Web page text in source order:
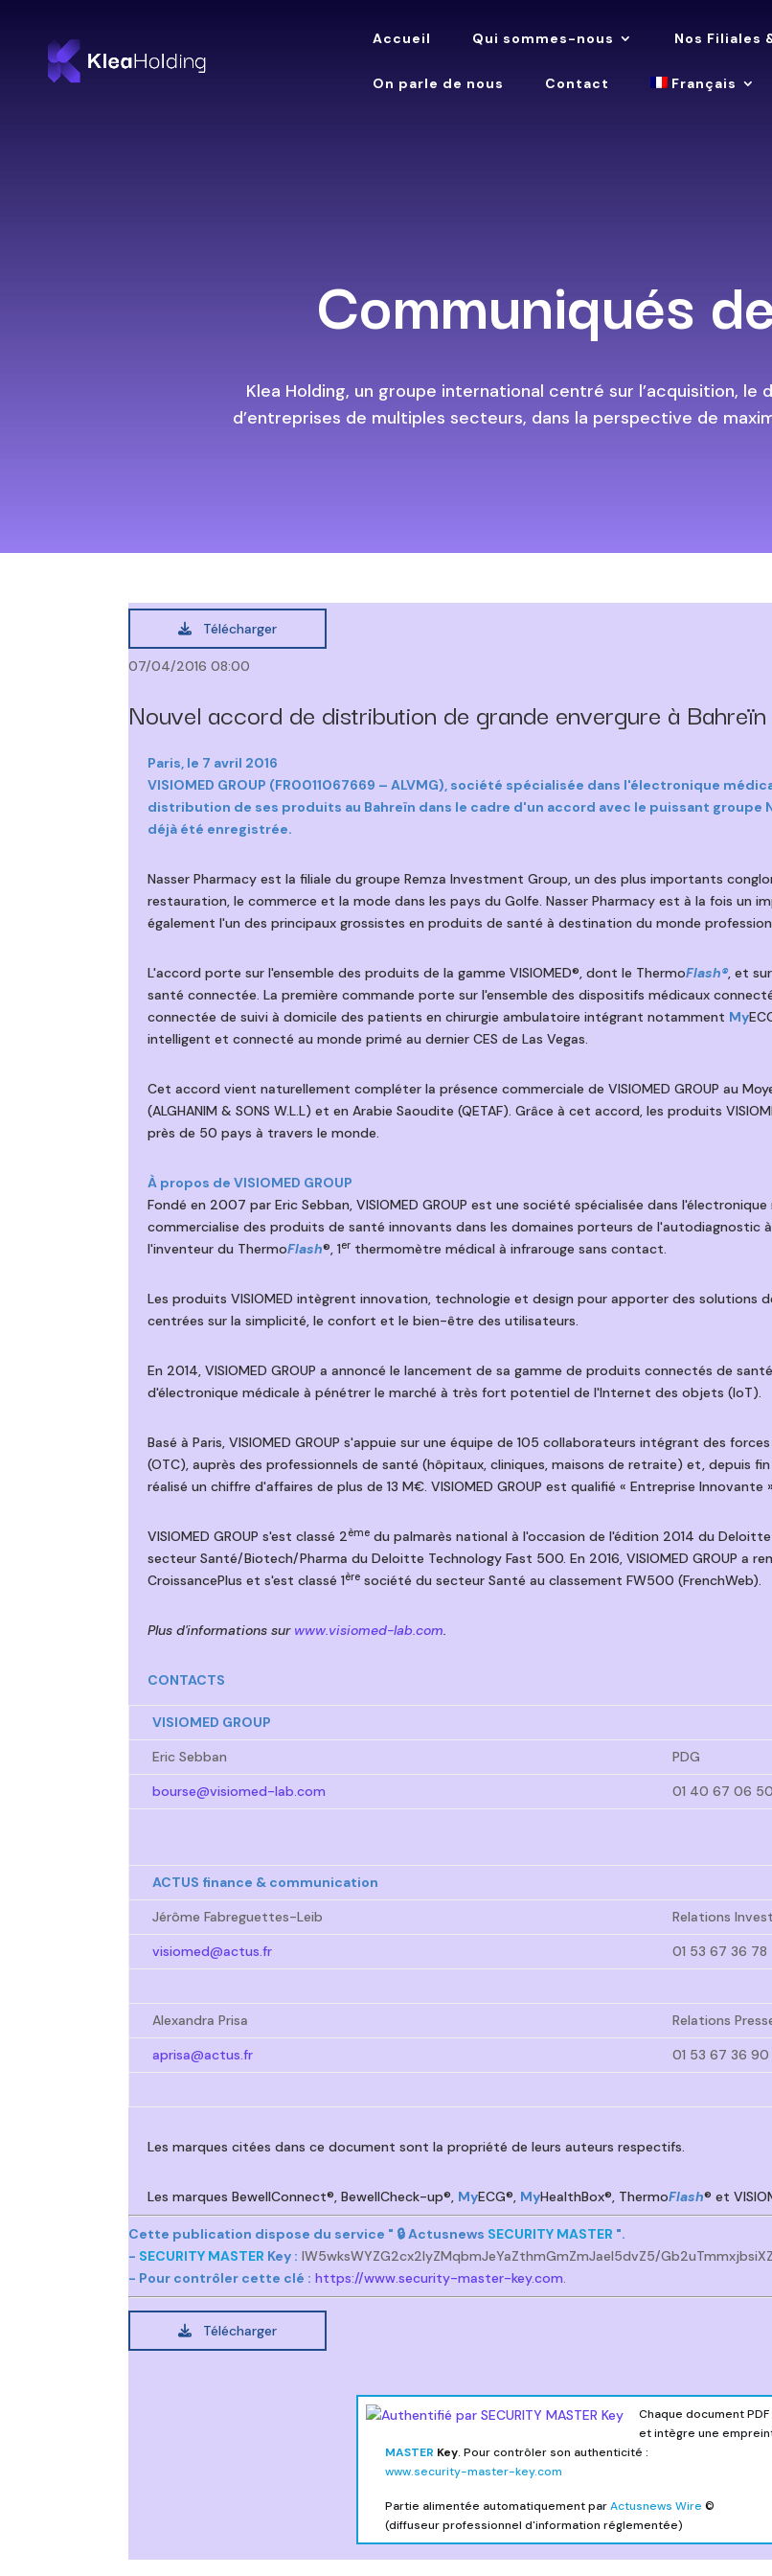
Accueil Qui sommes-nous Nos Filiales
On parle de nous Contact Français
Communiqués
Klea Holding, un groupe international centré sur l’acquisition,
d’entreprises de multiples secteurs, dans la perspective de
Télécharger
07/04/2016 08:00
Nouvel accord de distribution de grande envergure à
Paris, le 7 avril 2016
VISIOMED GROUP (FR0011067669 – ALVMG), société spécialisée dans l'électronique
distribution de ses produits au Bahreïn dans le cadre d'un accord avec le puissant groupe
déjà été enregistrée.
Nasser Pharmacy est la filiale du groupe Remza Investment Group, un des plus importants
restauration, le commerce et la mode dans les pays du Golfe. Nasser Pharmacy est à la fois un
également l'un des principaux grossistes en produits de santé à destination du monde
L'accord porte sur l'ensemble des produits de la gamme VISIOMED®, dont le ThermoFlash®, et
santé connectée. La première commande porte sur l'ensemble des dispositifs médicaux
connectée de suivi à domicile des patients en chirurgie ambulatoire intégrant notamment My
intelligent et connecté au monde primé au dernier CES de Las Vegas.
Cet accord vient naturellement compléter la présence commerciale de VISIOMED GROUP au
(ALGHANIM & SONS W.L.L) et en Arabie Saoudite (QETAF). Grâce à cet accord, les produits
près de 50 pays à travers le monde.
À propos de VISIOMED GROUP
Fondé en 2007 par Eric Sebban, VISIOMED GROUP est une société spécialisée dans
commercialise des produits de santé innovants dans les domaines porteurs de l'autodiagnostic
l'inventeur du ThermoFlash®, 1er thermomètre médical à infrarouge sans contact.
Les produits VISIOMED intègrent innovation, technologie et design pour apporter des
centrées sur la simplicité, le confort et le bien-être des utilisateurs.
En 2014, VISIOMED GROUP a annoncé le lancement de sa gamme de produits connectés de
d'électronique médicale à pénétrer le marché à très fort potentiel de l'Internet des objets (IoT).
Basé à Paris, VISIOMED GROUP s'appuie sur une équipe de 105 collaborateurs intégrant des
(OTC), auprès des professionnels de santé (hôpitaux, cliniques, maisons de retraite) et, depuis
réalisé un chiffre d'affaires de plus de 13 M€. VISIOMED GROUP est qualifié « Entreprise Innovante
VISIOMED GROUP s'est classé 2ème du palmarès national à l'occasion de l'édition 2014 du
secteur Santé/Biotech/Pharma du Deloitte Technology Fast 500. En 2016, VISIOMED GROUP a
CroissancePlus et s'est classé 1ère société du secteur Santé au classement FW500 (FrenchWeb).
Plus d'informations sur www.visiomed-lab.com.
CONTACTS
VISIOMED GROUP
Eric Sebban
PDG
bourse@visiomed-lab.com
01 40 67 06 50
ACTUS finance & communication
Jérôme Fabreguettes-Leib
Relations
visiomed@actus.fr
01 53 67 36 78
Alexandra Prisa
Relations
aprisa@actus.fr
01 53 67 36 90
Les marques citées dans ce document sont la propriété de leurs auteurs respectifs.
Les marques BewellConnect®, BewellCheck-up®, MyECG®, MyHealthBox®, ThermoFlash® et
Cette publication dispose du service " 🔒 Actusnews SECURITY MASTER ".
- SECURITY MASTER Key : lW5wksWYZG2cx2lyZMqbmJeYaZthmGmZmJael5dvZ5/
- Pour contrôler cette clé : https://www.security-master-key.com.
Télécharger
Chaque document
et intègre une
MASTER Key. Pour contrôler son authenticité :
www.security-master-key.com
Partie alimentée automatiquement parActusnews Wire ©
(diffuseur professionnel d'information réglementée)